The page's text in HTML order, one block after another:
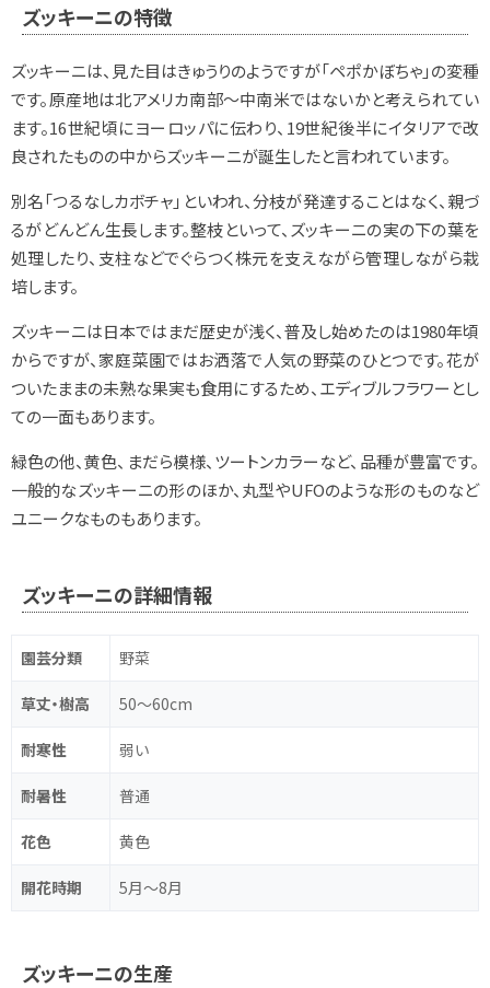
ズッキーニの特徴
ズッキーニは、見た目はきゅうりのようですが「ペポかぼちゃ」の変種
です。原産地は北アメリカ南部～中南米ではないかと考えられてい
ます。16世紀頃にヨーロッパに伝わり、19世紀後半にイタリアで改
良されたものの中からズッキーニが誕生したと言われています。
別名「つるなしカボチャ」といわれ、分枝が発達することはなく、親づ
るがどんどん生長します。整枝といって、ズッキーニの実の下の葉を
処理したり、支柱などでぐらつく株元を支えながら管理しながら栽
培します。
ズッキーニは日本ではまだ歴史が浅く、普及し始めたのは1980年頃
からですが、家庭菜園ではお洒落で人気の野菜のひとつです。花が
ついたままの未熟な果実も食用にするため、エディブルフラワーとし
ての一面もあります。
緑色の他、黄色、まだら模様、ツートンカラーなど、品種が豊富です。
一般的なズッキーニの形のほか、丸型やUFOのような形のものなど
ユニークなものもあります。
ズッキーニの詳細情報
園芸分類 野菜
草丈・樹高 50～60cm
耐寒性 弱い
耐暑性 普通
花色 黄色
開花時期 5月～8月
ズッキーニの生産